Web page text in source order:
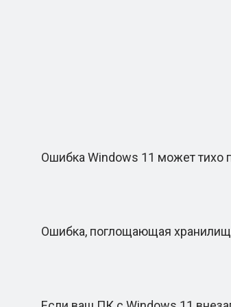
Ошибка Windows 11 может тихо
Ошибка, поглощающая хранилище